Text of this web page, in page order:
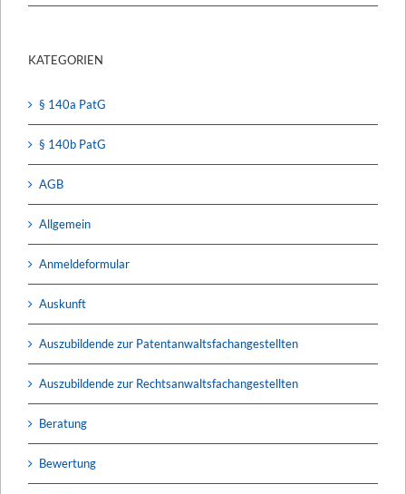
KATEGORIEN
§ 140a PatG
§ 140b PatG
AGB
Allgemein
Anmeldeformular
Auskunft
Auszubildende zur Patentanwaltsfachangestellten
Auszubildende zur Rechtsanwaltsfachangestellten
Beratung
Bewertung